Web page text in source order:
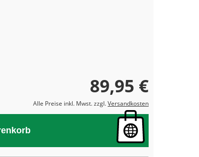
89,95 €
Alle Preise inkl. Mwst. zzgl.Versandkosten